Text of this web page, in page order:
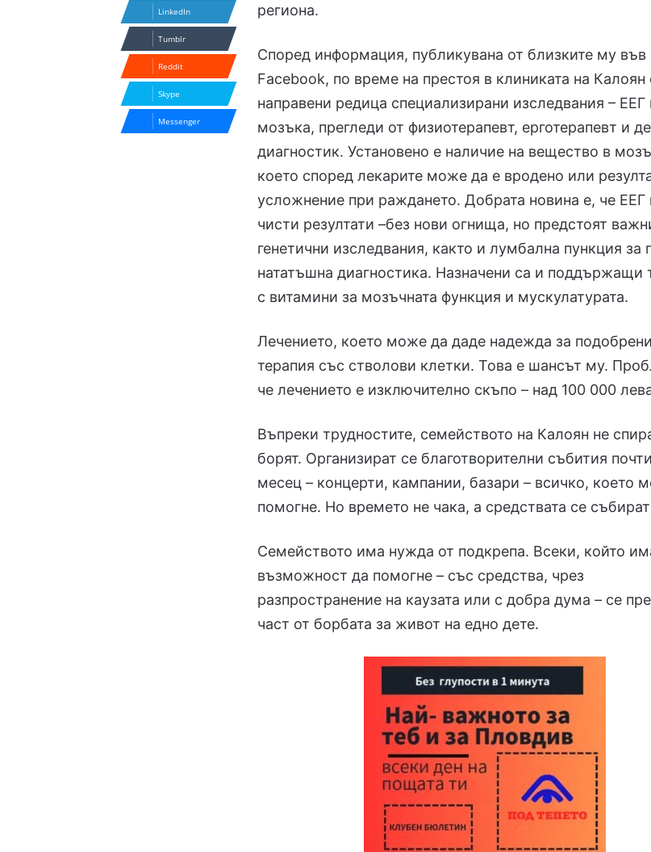
региона.
Според информация, публикувана от близките му във
Facebook, по време на престоя в клиниката на Калоян
направени редица специализирани изследвания – ЕЕГ
мозъка, прегледи от физиотерапевт, ерготерапевт и
диагностик. Установено е наличие на вещество в
което според лекарите може да е вродено или
усложнение при раждането. Добрата новина е, че ЕЕГ
чисти резултати –без нови огнища, но предстоят
генетични изследвания, както и лумбална пункция за
нататъшна диагностика. Назначени са и поддържащи
с витамини за мозъчната функция и мускулатурата.
Лечението, което може да даде надежда за
терапия със стволови клетки. Това е шансът му.
че лечението е изключително скъпо – над 100 000
Въпреки трудностите, семейството на Калоян не
борят. Организират се благотворителни събития
месец – концерти, кампании, базари – всичко, което
помогне. Но времето не чака, а средствата се
Семейството има нужда от подкрепа. Всеки, който
възможност да помогне – със средства, чрез
разпространение на каузата или с добра дума – се
част от борбата за живот на едно дете.
LinkedIn
Tumblr
Reddit
Skype
Messenger